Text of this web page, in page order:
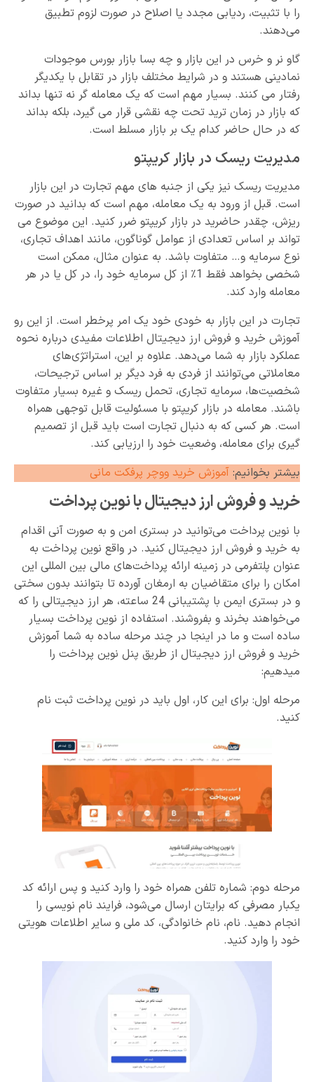
را با تثبیت، ردیابی مجدد یا اصلاح در صورت لزوم تطبیق
می‌دهند.
گاو نر و خرس در این بازار و چه بسا بازار بورس موجودات
نمادینی هستند و در شرایط مختلف بازار در تقابل با یکدیگر
رفتار می کنند. بسیار مهم است که یک معامله گر نه تنها بداند
که بازار در زمان ترید تحت چه نقشی قرار می گیرد، بلکه بداند
که در حال حاضر کدام یک بر بازار مسلط است.
مدیریت ریسک در بازار کریپتو
مدیریت ریسک نیز یکی از جنبه های مهم تجارت در این بازار
است. قبل از ورود به یک معامله، مهم است که بدانید در صورت
ریزش، چقدر حاضرید در بازار کریپتو ضرر کنید. این موضوع می
تواند بر اساس تعدادی از عوامل گوناگون، مانند اهداف تجاری،
نوع سرمایه و… متفاوت باشد. به عنوان مثال، ممکن است
شخصی بخواهد فقط 1٪ از کل سرمایه خود را، در کل یا در هر
معامله وارد کند.
تجارت در این بازار به خودی خود یک امر پرخطر است. از این رو
آموزش خرید و فروش ارز دیجیتال اطلاعات مفیدی درباره نحوه
عملکرد بازار به شما می‌دهد. علاوه بر این، استراتژی‌های
معاملاتی می‌توانند از فردی به فرد دیگر بر اساس ترجیحات،
شخصیت‌ها، سرمایه تجاری، تحمل ریسک و غیره بسیار متفاوت
باشند. معامله در بازار کریپتو با مسئولیت قابل توجهی همراه
است. هر کسی که به دنبال تجارت است باید قبل از تصمیم
گیری برای معامله، وضعیت خود را ارزیابی کند.
بیشتر بخوانیم: آموزش خرید ووچر پرفکت مانی
خرید و فروش ارز دیجیتال با نوین پرداخت
با نوین پرداخت می‌توانید در بستری امن و به صورت آنی اقدام
به خرید و فروش ارز دیجیتال کنید. در واقع نوین پرداخت به
عنوان پلتفرمی در زمینه ارائه پرداخت‌های مالی بین المللی این
امکان را برای متقاضیان به ارمغان آورده تا بتوانند بدون سختی
و در بستری ایمن با پشتیبانی 24 ساعته، هر ارز دیجیتالی را که
می‌خواهند بخرند و بفروشند. استفاده از نوین پرداخت بسیار
ساده است و ما در اینجا در چند مرحله ساده به شما آموزش
خرید و فروش ارز دیجیتال از طریق پنل نوین پرداخت را
میدهیم:
مرحله اول: برای این کار، اول باید در نوین پرداخت ثبت نام
کنید.
مرحله دوم: شماره تلفن همراه خود را وارد کنید و پس ارائه کد
یکبار مصرفی که برایتان ارسال می‌شود، فرایند نام نویسی را
انجام دهید. نام، نام خانوادگی، کد ملی و سایر اطلاعات هویتی
خود را وارد کنید.